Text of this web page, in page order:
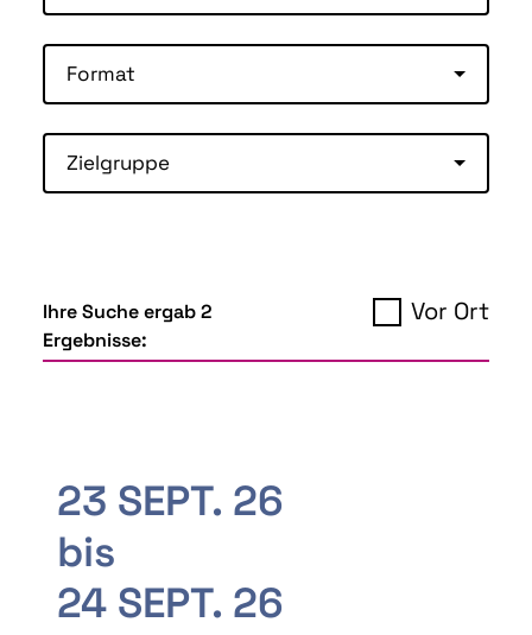
Format
Zielgruppe
Ihre Suche ergab 2
Ergebnisse:
Vor Ort
23 SEPT. 26
bis
24 SEPT. 26